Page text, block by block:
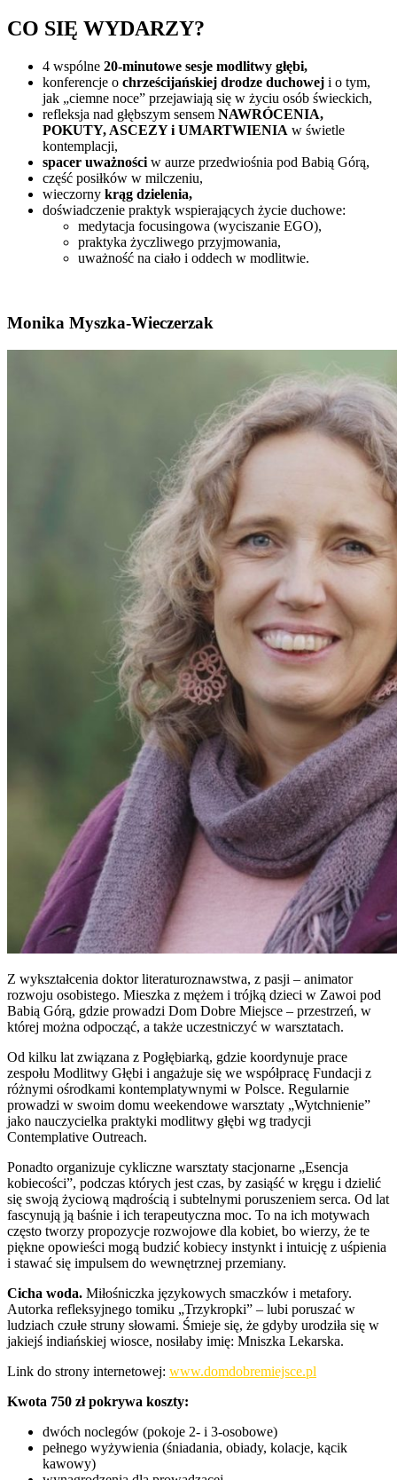
CO SIĘ WYDARZY?
4 wspólne 20-minutowe sesje modlitwy głębi,
konferencje o chrześcijańskiej drodze duchowej i o tym,
jak „ciemne noce” przejawiają się w życiu osób świeckich,
refleksja nad głębszym sensem NAWRÓCENIA,
POKUTY, ASCEZY i UMARTWIENIA w świetle
kontemplacji,
spacer uważności w aurze przedwiośnia pod Babią Górą,
część posiłków w milczeniu,
wieczorny krąg dzielenia,
doświadczenie praktyk wspierających życie duchowe:
medytacja focusingowa (wyciszanie EGO),
praktyka życzliwego przyjmowania,
uważność na ciało i oddech w modlitwie.
Monika Myszka-Wieczerzak
Z wykształcenia doktor literaturoznawstwa, z pasji – animator
rozwoju osobistego. Mieszka z mężem i trójką dzieci w Zawoi pod
Babią Górą, gdzie prowadzi Dom Dobre Miejsce – przestrzeń, w
której można odpocząć, a także uczestniczyć w warsztatach.
Od kilku lat związana z Pogłębiarką, gdzie koordynuje prace
zespołu Modlitwy Głębi i angażuje się we współpracę Fundacji z
różnymi ośrodkami kontemplatywnymi w Polsce. Regularnie
prowadzi w swoim domu weekendowe warsztaty „Wytchnienie”
jako nauczycielka praktyki modlitwy głębi wg tradycji
Contemplative Outreach.
Ponadto organizuje cykliczne warsztaty stacjonarne „Esencja
kobiecości”, podczas których jest czas, by zasiąść w kręgu i dzielić
się swoją życiową mądrością i subtelnymi poruszeniem serca. Od lat
fascynują ją baśnie i ich terapeutyczna moc. To na ich motywach
często tworzy propozycje rozwojowe dla kobiet, bo wierzy, że te
piękne opowieści mogą budzić kobiecy instynkt i intuicję z uśpienia
i stawać się impulsem do wewnętrznej przemiany.
Cicha woda. Miłośniczka językowych smaczków i metafory.
Autorka refleksyjnego tomiku „Trzykropki” – lubi poruszać w
ludziach czułe struny słowami. Śmieje się, że gdyby urodziła się w
jakiejś indiańskiej wiosce, nosiłaby imię: Mniszka Lekarska.
Link do strony internetowej: www.domdobremiejsce.pl
Kwota 750 zł pokrywa koszty:
dwóch noclegów (pokoje 2- i 3-osobowe)
pełnego wyżywienia (śniadania, obiady, kolacje, kącik
kawowy)